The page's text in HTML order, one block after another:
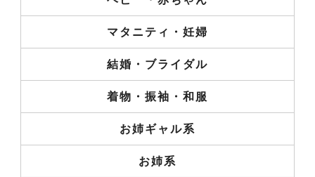
マタニティ・妊婦
結婚・ブライダル
着物・振袖・和服
お姉ギャル系
お姉系